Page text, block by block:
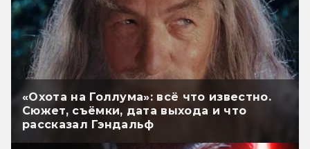
«Охота на Голлума»: всё что известно.
Сюжет, съёмки, дата выхода и что
рассказал Гэндальф